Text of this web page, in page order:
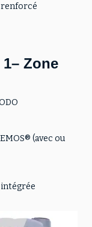
renforcé
Zone
(avec ou